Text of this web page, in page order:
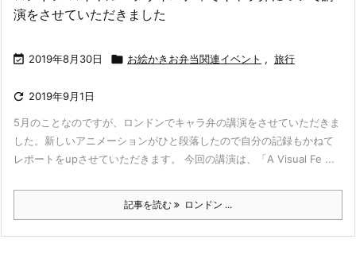
演をさせていただきました
 2019年8月30日  お絵かきお弁当関連イベント , 旅行
 2019年9月1日
5月のことなのですが、ロンドンでキャラ弁の講演をさせていただきま
した。新しいアニメーションがひと段落したので自分の記録もかねて
レポートをupさせていただきます。 今回の講演は、「A Visual Fe ...
記事を読む ロンドン ...